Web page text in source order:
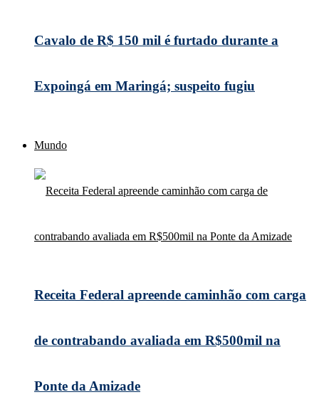
Cavalo de R$ 150 mil é furtado durante a
Expoingá em Maringá; suspeito fugiu
Mundo
Receita Federal apreende caminhão com carga
de contrabando avaliada em R$500mil na
Ponte da Amizade